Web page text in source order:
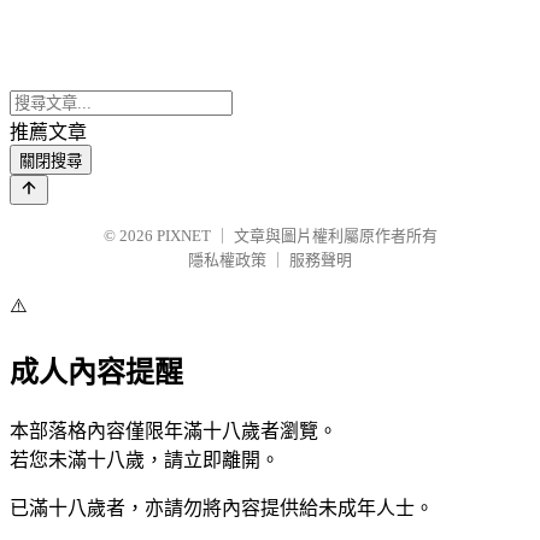
推薦文章
關閉搜尋
© 2026 PIXNET
文章與圖片權利屬原作者所有
隱私權政策
服務聲明
⚠️
成人內容提醒
本部落格內容僅限年滿十八歲者瀏覽。
若您未滿十八歲，請立即離開。
已滿十八歲者，亦請勿將內容提供給未成年人士。